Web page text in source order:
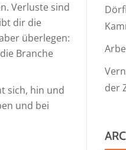
Verluste sind
dir die
überlegen:
Branche
sich, hin und
und bei
der